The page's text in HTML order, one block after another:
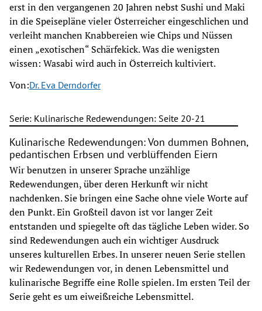
erst in den vergangenen 20 Jahren nebst Sushi und Maki
in die Speisepläne vieler Österreicher eingeschlichen und
verleiht manchen Knabbereien wie Chips und Nüssen
einen „exotischen“ Schärfekick. Was die wenigsten
wissen: Wasabi wird auch in Österreich kultiviert.
Von:Dr. Eva Derndorfer
Serie: Kulinarische Redewendungen: Seite 20-21
Kulinarische Redewendungen: Von dummen Bohnen,
pedantischen Erbsen und verblüffenden Eiern
Wir benutzen in unserer Sprache unzählige
Redewendungen, über deren Herkunft wir nicht
nachdenken. Sie bringen eine Sache ohne viele Worte auf
den Punkt. Ein Großteil davon ist vor langer Zeit
entstanden und spiegelte oft das tägliche Leben wider. So
sind Redewendungen auch ein wichtiger Ausdruck
unseres kulturellen Erbes. In unserer neuen Serie stellen
wir Redewendungen vor, in denen Lebensmittel und
kulinarische Begriffe eine Rolle spielen. Im ersten Teil der
Serie geht es um eiweißreiche Lebensmittel.